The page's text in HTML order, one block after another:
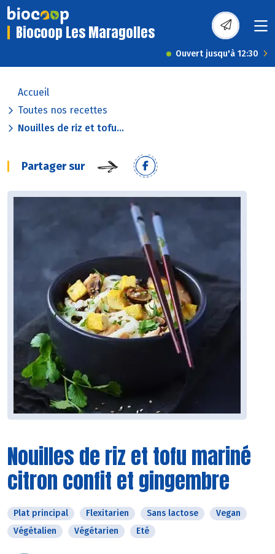
Biocoop Les Maragolles
Ouvert jusqu'à 12:30
Accueil
Toutes nos recettes
Nouilles de riz et tofu...
Partager sur
Nouilles de riz et tofu mariné
citron confit et gingembre
Plat principal Flexitarien Sans lactose
Vegan
Végétalien
Végétarien Eté